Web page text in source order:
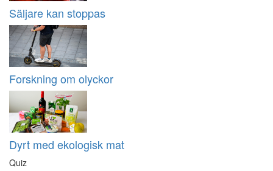
Säljare kan stoppas
Forskning om olyckor
Dyrt med ekologisk mat
Quiz